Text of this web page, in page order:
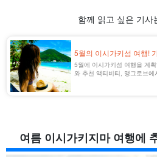
함께 읽고 싶은 기사
5월의 이시가키섬 여행!
5월에 이시가키섬 여행을 계
와 추천 액티비티, 맹그로브에
여름 이시가키지마 여행에